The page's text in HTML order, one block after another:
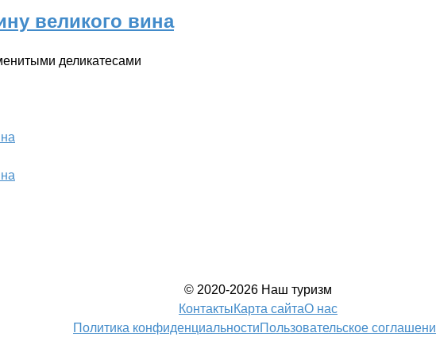
великого вина
деликатесами
© 2020-2026 Наш туризм
КонтактыКарта сайтаО нас
Политика конфиденциальностиПользовательское